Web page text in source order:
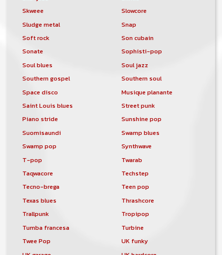
Skweee
Slowcore
Sludge metal
Snap
Soft rock
Son cubain
Sonate
Sophisti-pop
Soul blues
Soul jazz
Southern gospel
Southern soul
Space disco
Musique planante
Saint Louis blues
Street punk
Piano stride
Sunshine pop
Suomisaundi
Swamp blues
Swamp pop
Synthwave
T-pop
Twarab
Taqwacore
Techstep
Tecno-brega
Teen pop
Texas blues
Thrashcore
Trallpunk
Tropipop
Tumba francesa
Turbine
Twee Pop
UK funky